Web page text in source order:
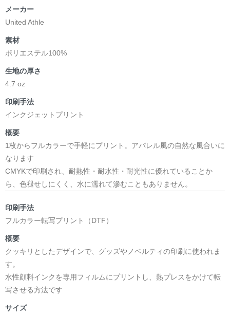
メーカー
United Athle
素材
ポリエステル100%
生地の厚さ
4.7 oz
印刷手法
インクジェットプリント
概要
1枚からフルカラーで手軽にプリント。アパレル風の自然な風合いに
なります
CMYKで印刷され、耐熱性・耐水性・耐光性に優れていることか
ら、色褪せしにくく、水に濡れて滲むこともありません。
印刷手法
フルカラー転写プリント（DTF）
概要
クッキリとしたデザインで、グッズやノベルティの印刷に使われま
す。
水性顔料インクを専用フィルムにプリントし、熱プレスをかけて転
写させる方法です
サイズ